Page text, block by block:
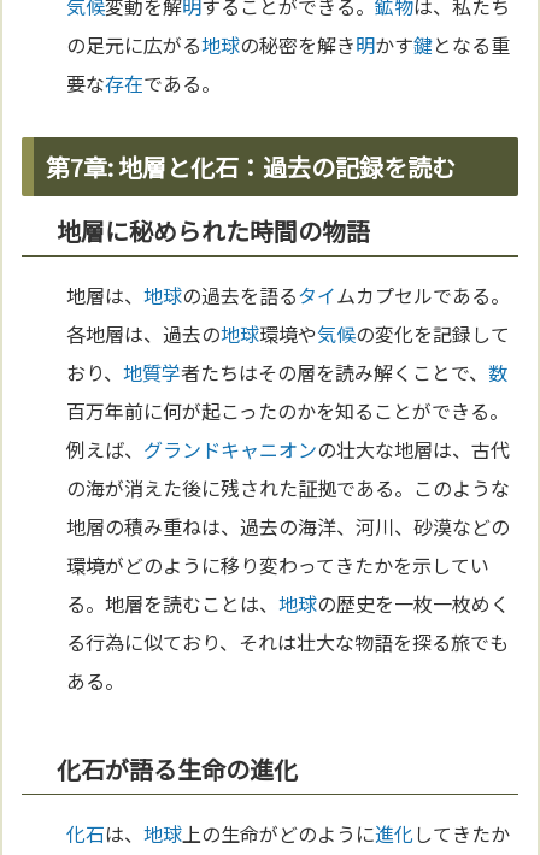
気候変動を解明することができる。鉱物は、私たち
の足元に広がる地球の秘密を解き明かす鍵となる重
要な存在である。
第7章: 地層と化石：過去の記録を読む
地層に秘められた時間の物語
地層は、地球の過去を語るタイムカプセルである。
各地層は、過去の地球環境や気候の変化を記録して
おり、地質学者たちはその層を読み解くことで、数
百万年前に何が起こったのかを知ることができる。
例えば、 グランドキャニオンの壮大な地層は、古代
の海が消えた後に残された証拠である。このような
地層の積み重ねは、過去の海洋、河川、砂漠などの
環境がどのように移り変わってきたかを示してい
る。地層を読むことは、地球の歴史を一枚一枚めく
る行為に似ており、それは壮大な物語を探る旅でも
ある。
化石が語る生命の進化
化石は、地球上の生命がどのように進化してきたか